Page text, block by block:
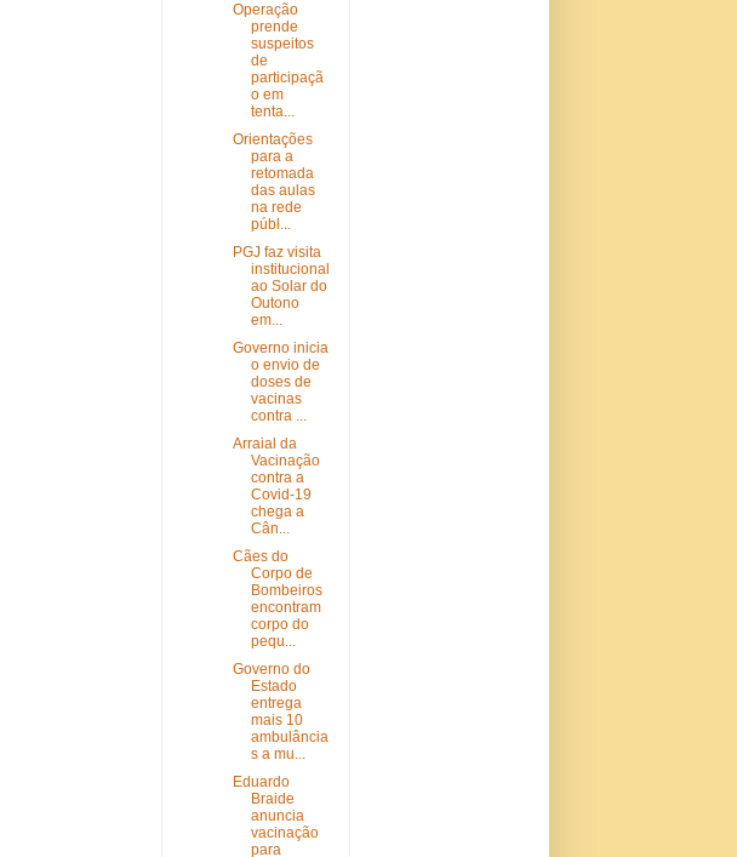
Operação
prende
suspeitos
de
participaçã
o em
tenta...
Orientações
para a
retomada
das aulas
na rede
públ...
PGJ faz visita
institucional
ao Solar do
Outono
em...
Governo inicia
o envio de
doses de
vacinas
contra ...
Arraial da
Vacinação
contra a
Covid-19
chega a
Cân...
Cães do
Corpo de
Bombeiros
encontram
corpo do
pequ...
Governo do
Estado
entrega
mais 10
ambulância
s a mu...
Eduardo
Braide
anuncia
vacinação
para